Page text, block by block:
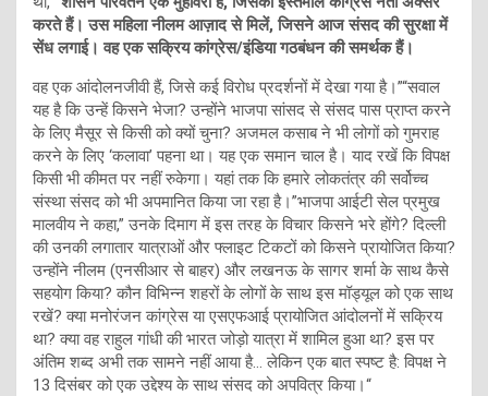
करते हैं। उस महिला नीलम आज़ाद से मिलें, जिसने आज संसद की सुरक्षा में
सेंध लगाई। वह एक सक्रिय कांग्रेस/इंडिया गठबंधन की समर्थक हैं।
वह एक आंदोलनजीवी हैं, जिसे कई विरोध प्रदर्शनों में देखा गया है।”“सवाल
यह है कि उन्हें किसने भेजा? उन्होंने भाजपा सांसद से संसद पास प्राप्त करने
के लिए मैसूर से किसी को क्यों चुना? अजमल कसाब ने भी लोगों को गुमराह
करने के लिए ‘कलावा’ पहना था। यह एक समान चाल है। याद रखें कि विपक्ष
किसी भी कीमत पर नहीं रुकेगा। यहां तक कि हमारे लोकतंत्र की सर्वोच्च
संस्था संसद को भी अपमानित किया जा रहा है।”भाजपा आईटी सेल प्रमुख
मालवीय ने कहा,” उनके दिमाग में इस तरह के विचार किसने भरे होंगे? दिल्ली
की उनकी लगातार यात्राओं और फ्लाइट टिकटों को किसने प्रायोजित किया?
उन्होंने नीलम (एनसीआर से बाहर) और लखनऊ के सागर शर्मा के साथ कैसे
सहयोग किया? कौन विभिन्न शहरों के लोगों के साथ इस मॉड्यूल को एक साथ
रखें? क्या मनोरंजन कांग्रेस या एसएफआई प्रायोजित आंदोलनों में सक्रिय
था? क्या वह राहुल गांधी की भारत जोड़ो यात्रा में शामिल हुआ था? इस पर
अंतिम शब्द अभी तक सामने नहीं आया है… लेकिन एक बात स्पष्ट है: विपक्ष ने
13 दिसंबर को एक उद्देश्य के साथ संसद को अपवित्र किया।“